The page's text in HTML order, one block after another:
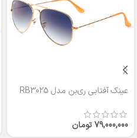
عینک آفتابی ری‌بن مدل RB3025
79,000,000تومان